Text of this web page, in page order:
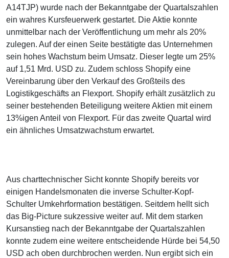
A14TJP) wurde nach der Bekanntgabe der Quartalszahlen
ein wahres Kursfeuerwerk gestartet. Die Aktie konnte
unmittelbar nach der Veröffentlichung um mehr als 20%
zulegen. Auf der einen Seite bestätigte das Unternehmen
sein hohes Wachstum beim Umsatz. Dieser legte um 25%
auf 1,51 Mrd. USD zu. Zudem schloss Shopify eine
Vereinbarung über den Verkauf des Großteils des
Logistikgeschäfts an Flexport. Shopify erhält zusätzlich zu
seiner bestehenden Beteiligung weitere Aktien mit einem
13%igen Anteil von Flexport. Für das zweite Quartal wird
ein ähnliches Umsatzwachstum erwartet.
Aus charttechnischer Sicht konnte Shopify bereits vor
einigen Handelsmonaten die inverse Schulter-Kopf-
Schulter Umkehrformation bestätigen. Seitdem hellt sich
das Big-Picture sukzessive weiter auf. Mit dem starken
Kursanstieg nach der Bekanntgabe der Quartalszahlen
konnte zudem eine weitere entscheidende Hürde bei 54,50
USD ach oben durchbrochen werden. Nun ergibt sich ein